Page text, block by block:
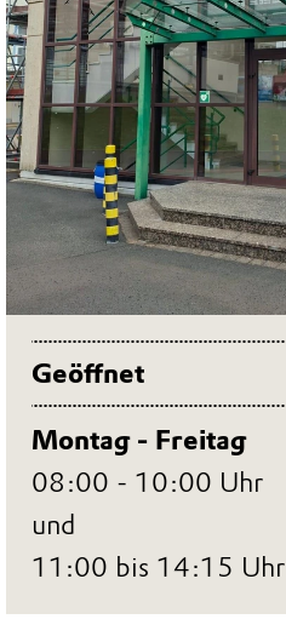
Geöffnet
Montag - Freitag
08:00 - 10:00 Uhr
und
11:00 bis 14:15 Uhr